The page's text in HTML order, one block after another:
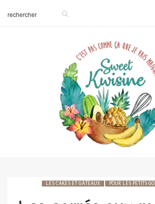
LES CAKES ET GÂTEAUX POUR LES PETITS